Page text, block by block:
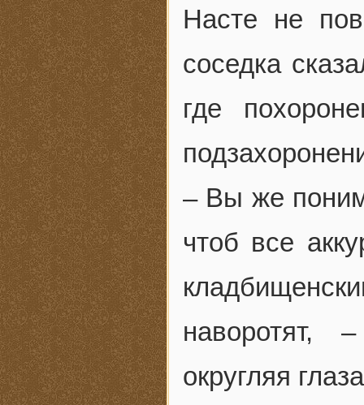
Насте не
соседка
где
– Вы же
чтоб все
наворотят,
округляя